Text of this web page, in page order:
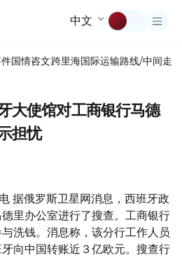
中文
国情咨文跨里海国际运输路线/中间走廊
大使馆对工商银行马德
担忧
据俄罗斯卫星网消息，西班牙政
里办公室进行了搜查。工商银行
洗钱。消息称，该分行工作人员
向中国转账近３亿欧元。搜查行